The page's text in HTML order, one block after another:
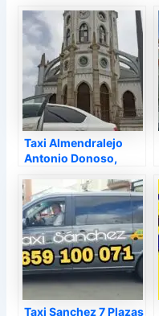
Taxi Almendralejo
Antonio Donoso,
Badajoz
Taxi Sanchez 7 Plazas